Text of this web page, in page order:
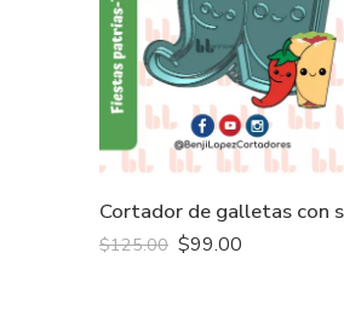
$125.00 $99.00